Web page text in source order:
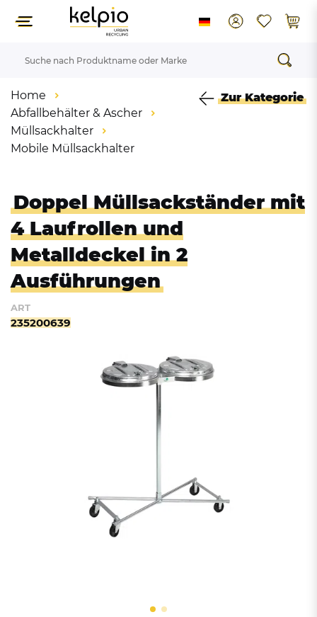
Home
Abfallbehälter & Ascher
Müllsackhalter
Mobile Müllsackhalter
Zur Kategorie
Doppel Müllsackständer mit
4 Laufrollen und
Metalldeckel in 2
Ausführungen
ART
235200639